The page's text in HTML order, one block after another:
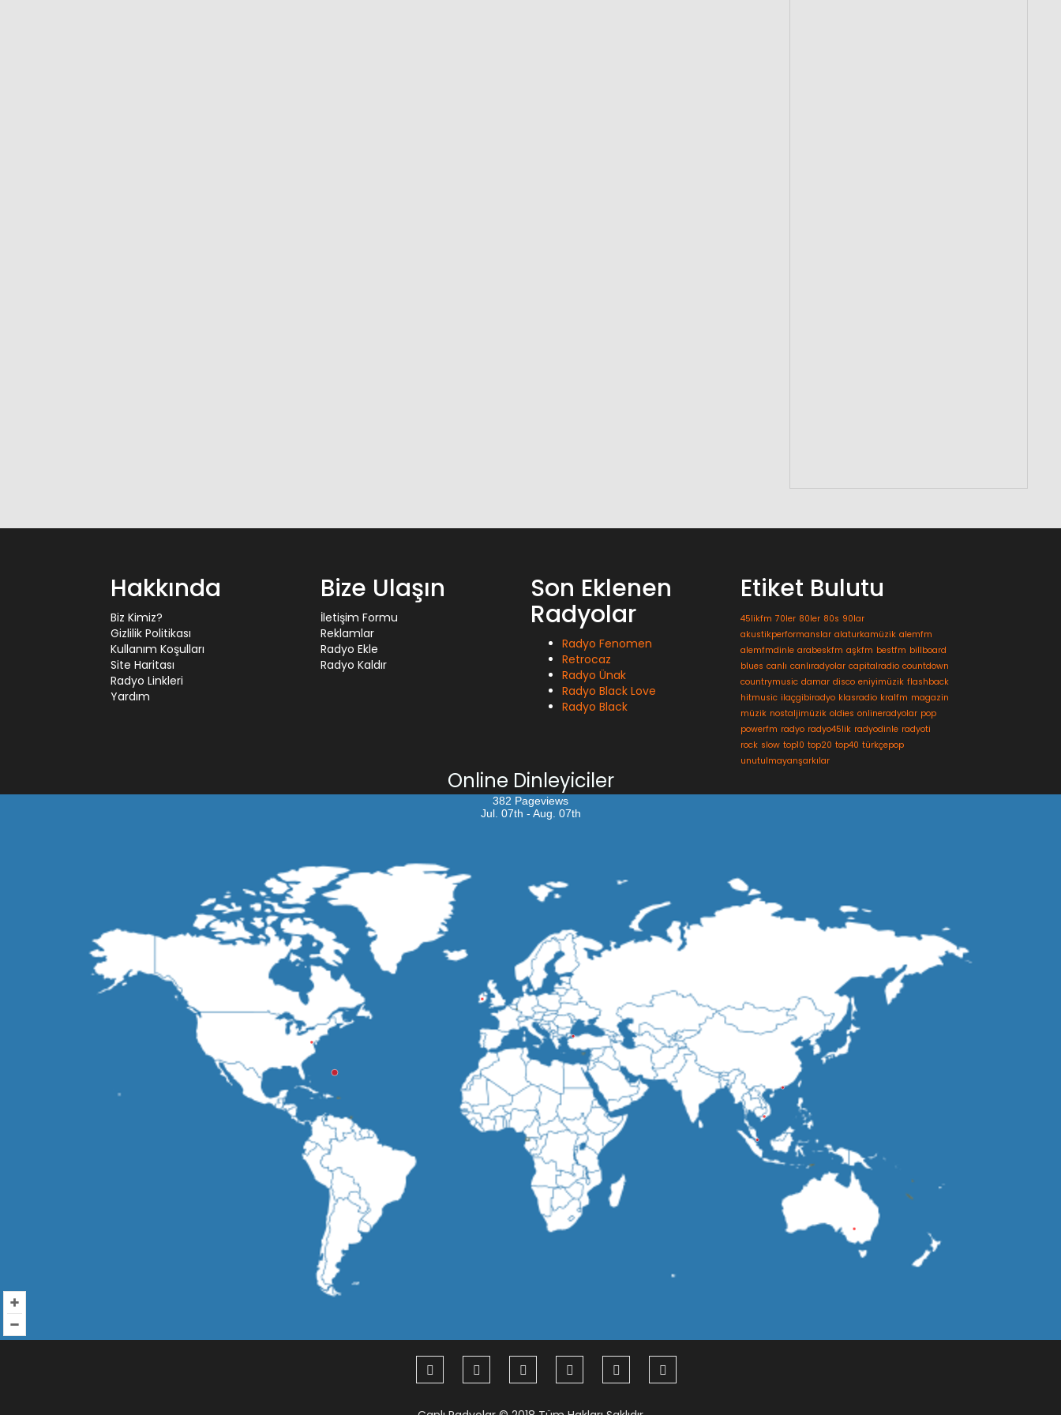
Hakkında
Biz Kimiz?
Gizlilik Politikası
Kullanım Koşulları
Site Haritası
Radyo Linkleri
Yardım
Bize Ulaşın
İletişim Formu
Reklamlar
Radyo Ekle
Radyo Kaldır
Son Eklenen
Radyolar
Radyo Fenomen
Retrocaz
Radyo Ünak
Radyo Black Love
Radyo Black
Etiket Bulutu
45likfm 70ler 80ler 80s 90lar
akustikperformanslar alaturkamüzik alemfm
alemfmdinle arabeskfm aşkfm bestfm billboard
blues canlı canlıradyolar capitalradio countdown
countrymusic damar disco eniyimüzik flashback
hitmusic ilaçgibiradyo klasradio kralfm magazin
müzik nostaljimüzik oldies onlineradyolar pop
powerfm radyo radyo45lik radyodinle radyoti
rock slow top10 top20 top40 türkçepop
unutulmayanşarkılar
Online Dinleyiciler
382 Pageviews
Jul. 07th - Aug. 07th